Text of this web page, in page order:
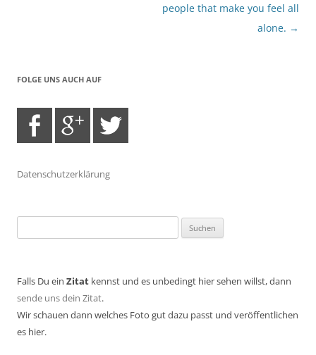
people that make you feel all
alone. →
FOLGE UNS AUCH AUF
Datenschutzerklärung
nach:
Falls Du ein Zitat kennst und es unbedingt hier sehen willst, dann
sende uns dein Zitat.
Wir schauen dann welches Foto gut dazu passt und veröffentlichen
es hier.